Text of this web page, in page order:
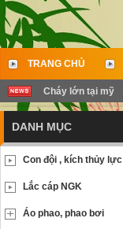
TRANG CHỦ
LIÊN HỆ
Cháy lớn tại mỹ
DANH MỤC
Con đội , kích thủy lực
Lắc cáp NGK
Áo phao, phao bơi